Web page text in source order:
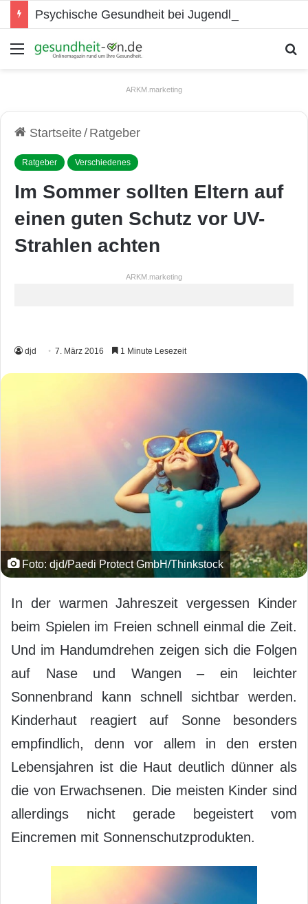
Psychische Gesundheit bei Jugendlichen
Menü
ARKM.marketing
Startseite/ Ratgeber
Ratgeber Verschiedenes
Im Sommer sollten Eltern auf
einen guten Schutz vor UV-
Strahlen achten
ARKM.marketing
djd 7. März 2016 1 Minute Lesezeit
Foto: djd/Paedi Protect GmbH/Thinkstock
In der warmen Jahreszeit vergessen Kinder
beim Spielen im Freien schnell einmal die Zeit.
Und im Handumdrehen zeigen sich die Folgen
auf Nase und Wangen – ein leichter
Sonnenbrand kann schnell sichtbar werden.
Kinderhaut reagiert auf Sonne besonders
empfindlich, denn vor allem in den ersten
Lebensjahren ist die Haut deutlich dünner als
die von Erwachsenen. Die meisten Kinder sind
allerdings nicht gerade begeistert vom
Eincremen mit Sonnenschutzprodukten.